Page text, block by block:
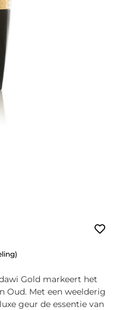
Gold markeert het
Oud. Met een weelderig
geur de essentie van